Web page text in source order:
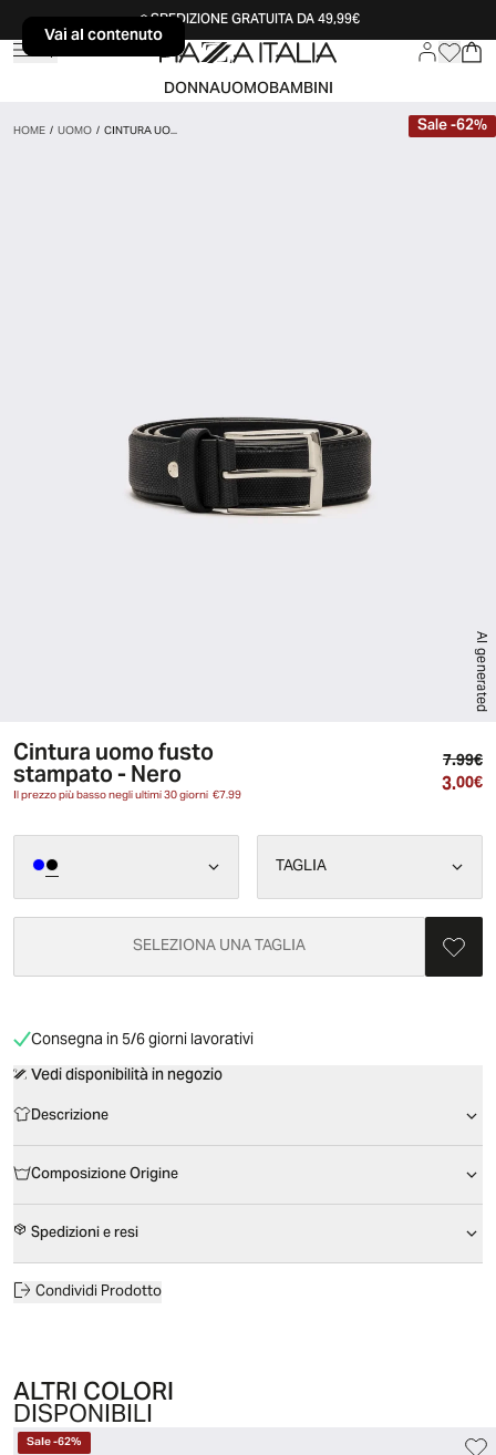
Vai al contenutoSPEDIZIONE GRATUITA DA 49,99€
DONNAUOMOBAMBINI
HOME/UOMO/CINTURA UO...
AI generated
Sale-62%
Cintura uomo fusto
stampato - Nero
Il prezzo più basso negli ultimi 30 giorni€7.99
7.99€
3.00€
TAGLIA
SELEZIONA UNA TAGLIA
Consegna in 5/6 giorni lavorativi
Vedi disponibilità in negozio
Descrizione
Composizione Origine
Spedizioni e resi
Condividi Prodotto
ALTRI COLORI
DISPONIBILI
Sale-62%
Vai al contenuto